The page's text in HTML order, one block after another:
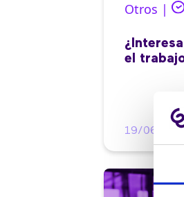
Otros |
el
19/06/2020